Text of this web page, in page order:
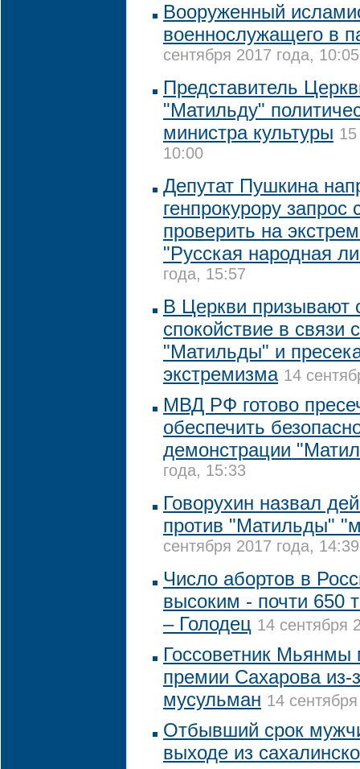
Вооруженный
военнослужащего в
сентября 2017 года, 10:05
Представитель
"Матильду"
министра культуры
10:00
Депутат Пушкина
генпрокурору запрос
проверить на
"Русская народная
года, 15:57
В Церкви призывают
спокойствие в связи
"Матильды" и
экстремизма 14
МВД РФ готово
обеспечить
демонстрации
года, 15:33
Говорухин назвал
против "Матильды"
сентября 2017 года, 14:39
Число абортов в
высоким - почти 650
– Голодец 14 сентября
Госсоветник
премии Сахарова из-
мусульман 14
Отбывший срок
выходе из